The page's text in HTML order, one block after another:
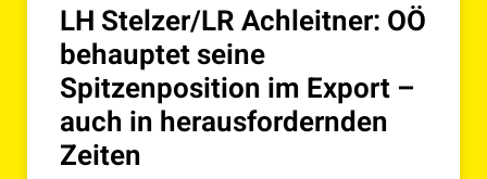
LH Stelzer/LR Achleitner: OÖ
behauptet seine
Spitzenposition im Export –
auch in herausfordernden
Zeiten